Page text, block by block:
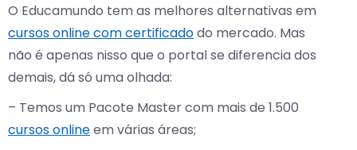
O Educamundo tem as melhores alternativas em
cursos online com certificadodo mercado. Mas
não é apenas nisso que o portal se diferencia dos
demais, dá só uma olhada:
– Temos um Pacote Master com mais de 1.500
cursos onlineem várias áreas;